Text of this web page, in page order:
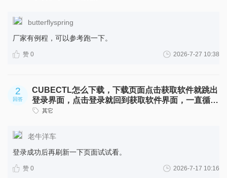
butterflyspring
厂家有例程，可以参考跑一下。
赞 0 2026-7-27 10:38
2
回答
CUBECTL怎么下载，下载页面点击获取软件就跳出
登录界面，点击登录就回到获取软件界面，一直循
环，软件下载的入口到底在哪里？
其它
老牛洋车
登录成功后再刷新一下页面试试看。
赞 0 2026-7-17 10:16